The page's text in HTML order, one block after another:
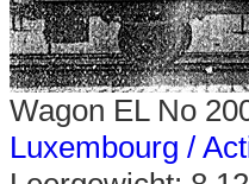
Wagon EL No
Luxembourg /